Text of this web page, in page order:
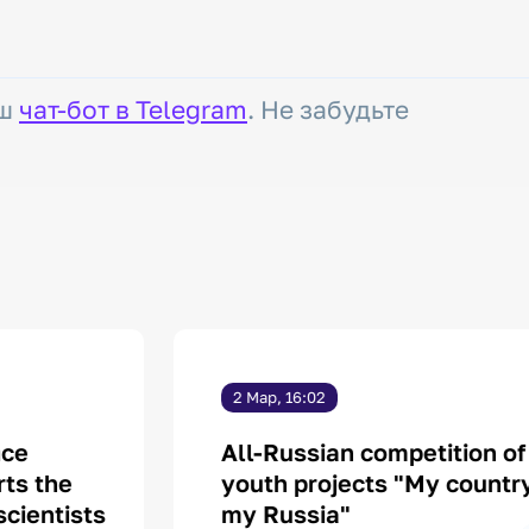
чат-бот в Telegram. Не забудьте
2 Мар, 16:02
All-Russian competition of
youth projects "My country -
my Russia"